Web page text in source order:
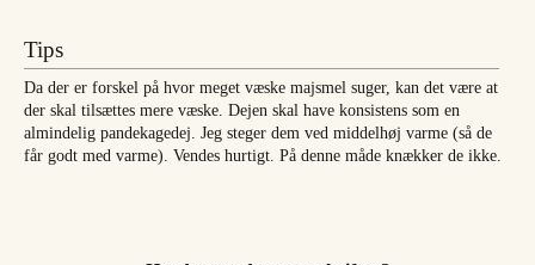
Tips
Da der er forskel på hvor meget væske majsmel suger, kan det være at
der skal tilsættes mere væske. Dejen skal have konsistens som en
almindelig pandekagedej. Jeg steger dem ved middelhøj varme (så de
får godt med varme). Vendes hurtigt. På denne måde knækker de ikke.